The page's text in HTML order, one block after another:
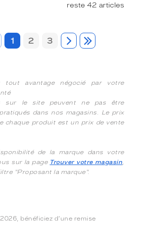
reste 42 articles
1 2 3
tout avantage négocié par votre
sur le site peuvent ne pas être
dans nos magasins. Le prix
chaque produit est un prix de vente
de la marque dans votre
sur la page Trouver votre magasin,
"Proposant la marque".
bénéficiez d’une remise